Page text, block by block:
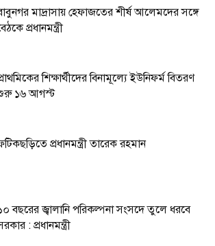
মাদ্রাসায় হেফাজতের শীর্ষ আলেমদের সঙ্গে
প্রধানমন্ত্রী
শিক্ষার্থীদের বিনামূল্যে ইউনিফর্ম বিতরণ
১৬ আগস্ট
প্রধানমন্ত্রী তারেক রহমান
বছরের জ্বালানি পরিকল্পনা সংসদে তুলে ধরবে
: প্রধানমন্ত্রী